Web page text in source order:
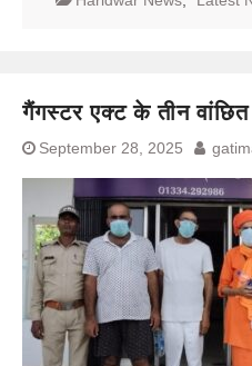
गैंगस्टर एक्ट के तीन वांछित
September 28, 2025